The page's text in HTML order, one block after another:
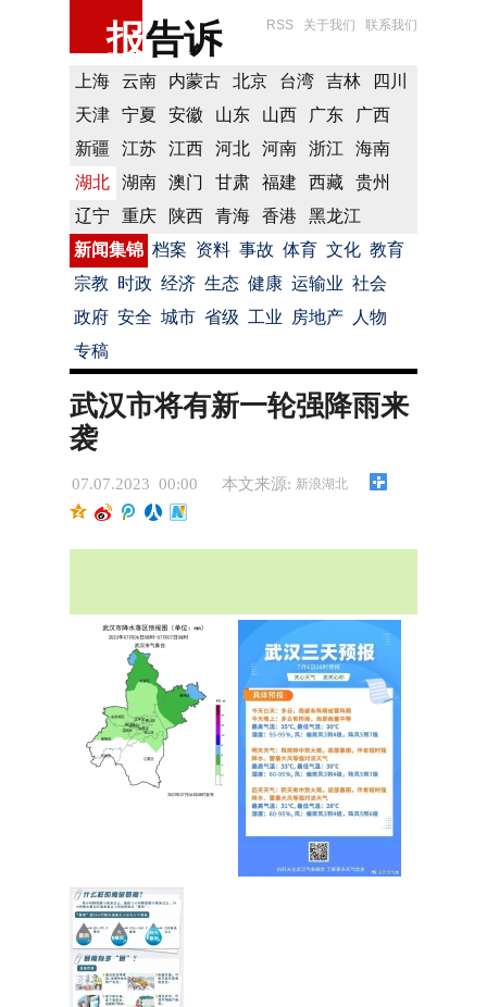
报告诉 RSS 关于我们 联系我们
上海 云南 内蒙古 北京 台湾 吉林
四川
天津
宁夏 安徽 山东 山西 广东
广西
新疆
江苏 江西 河北 河南 浙江
海南
湖北
湖南 澳门 甘肃 福建 西藏
贵州
辽宁
重庆 陕西 青海 香港
黑龙江
新闻集锦 档案 资料 事故 体育 文化 教育
宗教 时政 经济 生态 健康 运输业 社会
政府 安全 城市 省级 工业 房地产
人物
专稿
武汉市将有新一轮强降雨来
袭
07.07.2023 00:00 本文来源: 新浪湖北